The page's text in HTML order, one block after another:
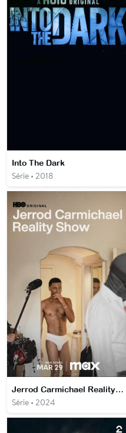
Into The Dark
Série • 2018
Jerrod Carmichael Reality Show
Série • 2024